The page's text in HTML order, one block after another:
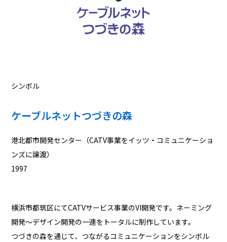
シンボル
ケーブルネットつづきの森
港北都市開発センター（CATV事業をイッツ・コミュニケーショ
ンズに譲渡）
1997
横浜市都筑区にてCATVサービス事業のVI開発です。ネーミング
開発〜デザイン開発の一連をトータルに制作しています。
つづきの森を通じて、つながるコミュニケーションをシンボル